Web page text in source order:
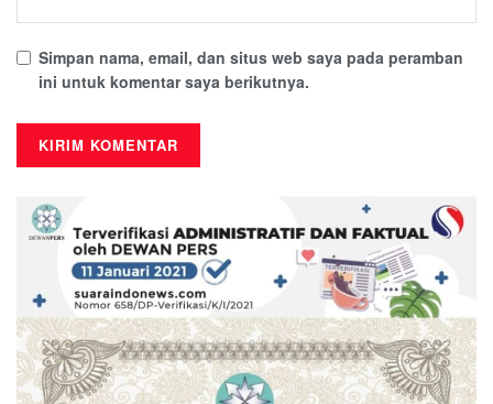
Simpan nama, email, dan situs web saya pada peramban
ini untuk komentar saya berikutnya.